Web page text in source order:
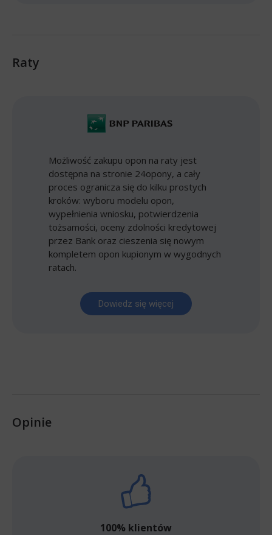
Raty
Możliwość zakupu opon na raty jest
dostępna na stronie 24opony, a cały
proces ogranicza się do kilku prostych
kroków: wyboru modelu opon,
wypełnienia wniosku, potwierdzenia
tożsamości, oceny zdolności kredytowej
przez Bank oraz cieszenia się nowym
kompletem opon kupionym w wygodnych
ratach.
Dowiedz się więcej
Opinie
100% klientów